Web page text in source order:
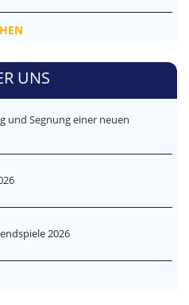
UNS
und Segnung einer neuen
2026